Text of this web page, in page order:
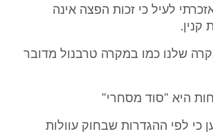
לעיל כי זכות הפצה אינה
קנין.
שלנו כמו במקרה טרבנול מדובר
היא "סוד מסחרי"
כי לפי ההגדרות שבחוק עוולות